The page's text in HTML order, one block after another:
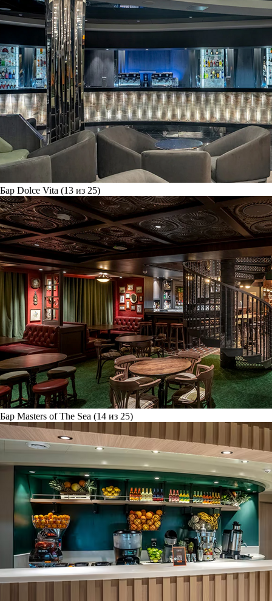
Бар Dolce Vita (13 из 25)
Бар Masters of The Sea (14 из 25)